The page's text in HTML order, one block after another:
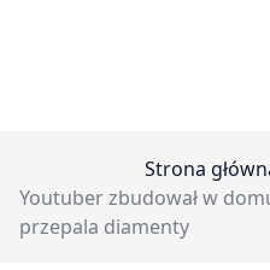
Strona
Youtuber zbudował w
przepala diamenty